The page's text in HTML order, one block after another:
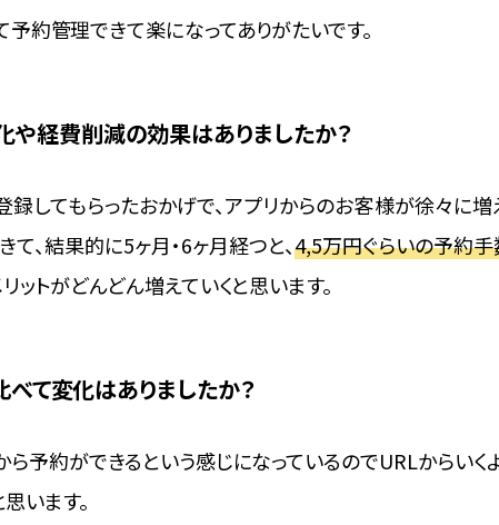
約管理できて楽になってありがたいです。
や経費削減の効果はありましたか？
してもらったおかげで、アプリからのお客様が徐々に増
、結果的に5ヶ月・6ヶ月経つと、4,5万円ぐらいの予約
ットがどんどん増えていくと思います。
て変化はありましたか？
予約ができるという感じになっているのでURLからいく
います。